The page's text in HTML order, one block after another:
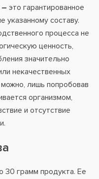
– это гарантированное
указанному составу.
процесса не
ценность,
значительно
некачественных
лишь попробовав
организмом,
и отсутствие
30 грамм продукта. Ее